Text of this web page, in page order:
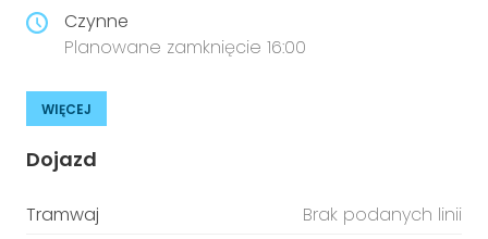
Czynne
Planowane zamknięcie 16:00
WIĘCEJ
Dojazd
Tramwaj
Brak podanych linii